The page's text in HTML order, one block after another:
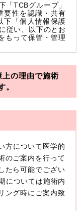
TCBグループ」
要性を認識・共有
下「個人情報保護
従い、以下のとお
もって保管・管理
います。
人情報」とは、生
該情報に含まれる
特定の個人を識別
報保護委員会の政
います。
独のままでは特定
が、他の情報と組
別できる場合、か
上の理由で施術
。
方について医学的
のご案内を行って
たら可能でござい
については施術内
ング時にご案内致